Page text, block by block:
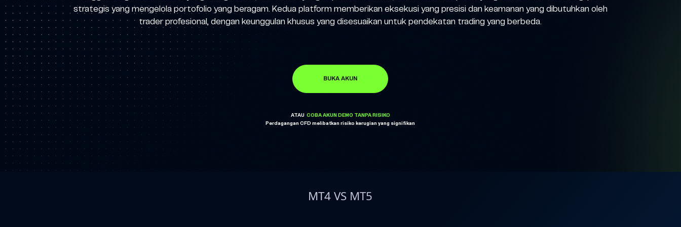
strategis yang mengelola portofolio yang beragam. Kedua platform memberikan eksekusi yang presisi dan keamanan yang dibutuhkan oleh
trader profesional, dengan keunggulan khusus yang disesuaikan untuk pendekatan trading yang berbeda.
BUKA AKUN
ATAU COBA AKUN DEMO TANPA RISIKO
Perdagangan CFD melibatkan risiko kerugian yang signifikan
MT4 VS MT5